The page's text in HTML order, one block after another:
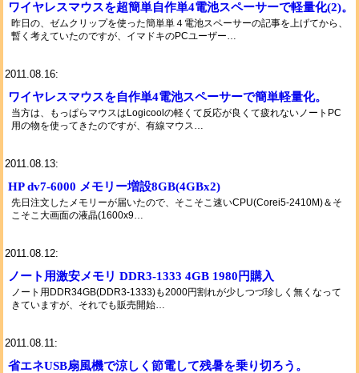
ワイヤレスマウスを超簡単自作単4電池スペーサーで軽量化(2)。
昨日の、ゼムクリップを使った簡単単４電池スペーサーの記事を上げてから、
暫く考えていたのですが、イマドキのPCユーザー…
2011.08.16:
ワイヤレスマウスを自作単4電池スペーサーで簡単軽量化。
当方は、もっぱらマウスはLogicoolの軽くて反応が良くて疲れないノートPC
用の物を使ってきたのですが、有線マウス…
2011.08.13:
HP dv7-6000 メモリー増設8GB(4GBx2)
先日注文したメモリーが届いたので、そこそこ速いCPU(Corei5-2410M)＆そ
こそこ大画面の液晶(1600x9…
2011.08.12:
ノート用激安メモリ DDR3-1333 4GB 1980円購入
ノート用DDR34GB(DDR3-1333)も2000円割れが少しつづ珍しく無くなって
きていますが、それでも販売開始…
2011.08.11:
省エネUSB扇風機で涼しく節電して残暑を乗り切ろう。